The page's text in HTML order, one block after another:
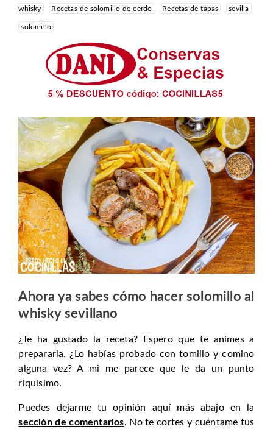
whisky Recetas de solomillo de cerdo Recetas de tapas sevilla
solomillo
Ahora ya sabes cómo hacer solomillo al
whisky sevillano
¿Te ha gustado la receta? Espero que te animes a
prepararla. ¿Lo habías probado con tomillo y comino
alguna vez? A mi me parece que le da un punto
riquísimo.
Puedes dejarme tu opinión aquí más abajo en la
sección de comentarios. No te cortes y cuéntame tus